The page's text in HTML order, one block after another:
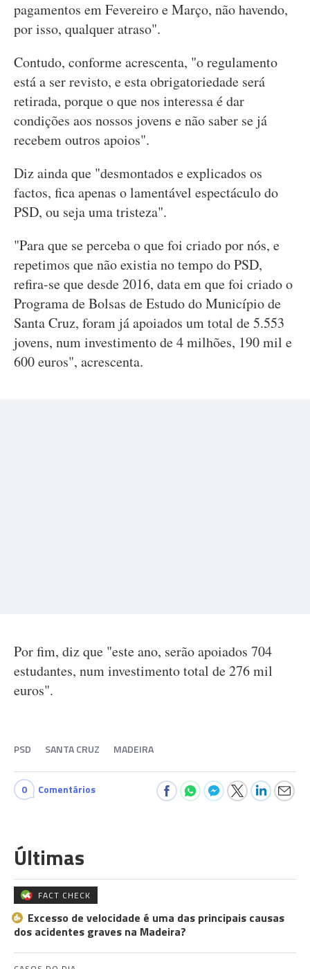
pagamentos em Fevereiro e Março, não havendo,
por isso, qualquer atraso".
Contudo, conforme acrescenta, "o regulamento
está a ser revisto, e esta obrigatoriedade será
retirada, porque o que nos interessa é dar
condições aos nossos jovens e não saber se já
recebem outros apoios".
Diz ainda que "desmontados e explicados os
factos, fica apenas o lamentável espectáculo do
PSD, ou seja uma tristeza".
"Para que se perceba o que foi criado por nós, e
repetimos que não existia no tempo do PSD,
refira-se que desde 2016, data em que foi criado o
Programa de Bolsas de Estudo do Município de
Santa Cruz, foram já apoiados um total de 5.553
jovens, num investimento de 4 milhões, 190 mil e
600 euros", acrescenta.
Por fim, diz que "este ano, serão apoiados 704
estudantes, num investimento total de 276 mil
euros".
PSD SANTA CRUZ MADEIRA
0 Comentários
Últimas
FACT CHECK
Excesso de velocidade é uma das principais causas
dos acidentes graves na Madeira?